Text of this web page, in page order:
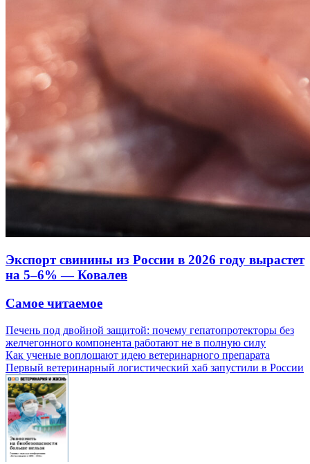
Экспорт свинины из России в 2026 году вырастет
на 5–6% — Ковалев
Самое читаемое
Печень под двойной защитой: почему гепатопротекторы без
желчегонного компонента работают не в полную силу
Как ученые воплощают идею ветеринарного препарата
Первый ветеринарный логистический хаб запустили в России